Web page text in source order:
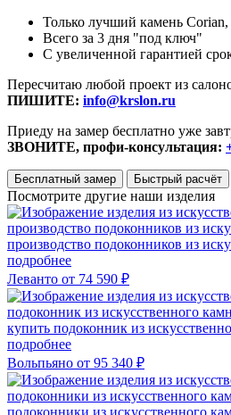
Только лучший камень
Всего за 3 дня "под ключ"
С увеличенной гарантией
Пересчитаю любой проект из
ПИШИТЕ: info@krslon.ru
Приеду на замер бесплатно уже
ЗВОНИТЕ, профи-консультация:
Бесплатный замер Быстрый расчёт
Посмотрите другие наши изделия
производство подоконников из
подробнее
Леванто от 74 590 ₽
купить подоконник из
подробнее
Вольпьяно от 95 340 ₽
подоконники из искусственного